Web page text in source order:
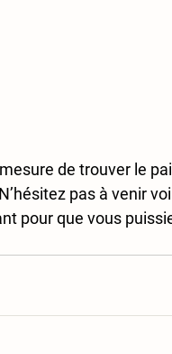
de trouver le
pas à venir
pour que vous